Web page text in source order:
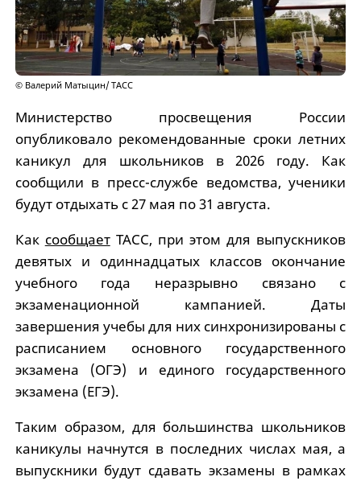
© Валерий Матыцин/ ТАСС
Министерство просвещения России
опубликовало рекомендованные сроки летних
каникул для школьников в 2026 году. Как
сообщили в пресс-службе ведомства, ученики
будут отдыхать с 27 мая по 31 августа.
Как сообщаетТАСС, при этом для выпускников
девятых и одиннадцатых классов окончание
учебного года неразрывно связано с
экзаменационной кампанией. Даты
завершения учебы для них синхронизированы с
расписанием основного государственного
экзамена (ОГЭ) и единого государственного
экзамена (ЕГЭ).
Таким образом, для большинства школьников
каникулы начнутся в последних числах мая, а
выпускники будут сдавать экзамены в рамках